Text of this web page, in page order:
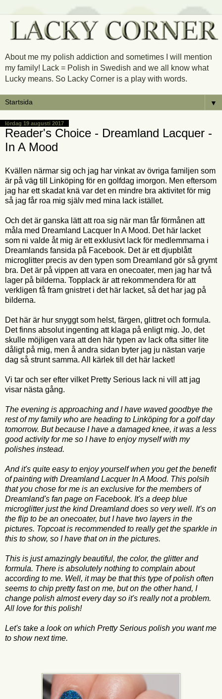
About me my polish addiction and sometimes I will mention
my family! Lack = Polish in Swedish and we all know what
Lucky means. So Lacky Corner is a play with words.
▼
lördag 19 augusti 2017
Reader's Choice - Dreamland Lacquer -
In A Mood
Kvällen närmar sig och jag har vinkat av övriga familjen som
är på väg till Linköping för en golfdag imorgon. Men eftersom
jag har ett skadat knä var det en mindre bra aktivitet för mig
så jag får roa mig själv med mina lack istället.
Och det är ganska lätt att roa sig när man får förmånen att
måla med Dreamland Lacquer In A Mood. Det här lacket
som ni valde åt mig är ett exklusivt lack för medlemmarna i
Dreamlands fansida på Facebook. Det är ett djupblått
microglitter precis av den typen som Dreamland gör så grymt
bra. Det är på vippen att vara en onecoater, men jag har två
lager på bilderna. Topplack är att rekommendera för att
verkligen få fram gnistret i det här lacket, så det har jag på
bilderna.
Det här är hur snyggt som helst, färgen, glittret och formula.
Det finns absolut ingenting att klaga på enligt mig. Jo, det
skulle möjligen vara att den här typen av lack ofta sitter lite
dåligt på mig, men å andra sidan byter jag ju nästan varje
dag så strunt samma. All kärlek till det här lacket!
Vi tar och ser efter vilket Pretty Serious lack ni vill att jag
visar nästa gång.
The evening is approaching and I have waved goodbye the
rest of my family who are heading to Linköping for a golf day
tomorrow. But because I have a damaged knee, it was a less
good activity for me so I have to enjoy myself with my
polishes instead.
And it's quite easy to enjoy yourself when you get the benefit
of painting with Dreamland Lacquer In A Mood. This polsih
that you chose for me is an exclusive for the members of
Dreamland's fan page on Facebook. It's a deep blue
microglitter just the kind Dreamland does so very well. It's on
the flip to be an onecoater, but I have two layers in the
pictures. Topcoat is recommended to really get the sparkle in
this to show, so I have that on in the pictures.
This is just amazingly beautiful, the color, the glitter and
formula. There is absolutely nothing to complain about
according to me. Well, it may be that this type of polish often
seems to chip pretty fast on me, but on the other hand, I
change polish almost every day so it's really not a problem.
All love for this polish!
Let's take a look on which Pretty Serious polish you want me
to show next time.